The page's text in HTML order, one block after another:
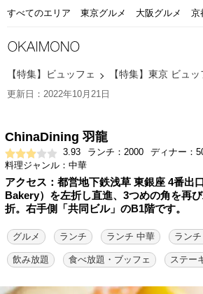
すべてのエリア 東京グルメ 大阪グルメ 京
【特集】ビュッフェ 【特集】東京 ビュッ
更新日：2022年10月21日
ChinaDining 羽龍
3.93 ランチ：2000
ディナー：
料理ジャンル：中華
アクセス：都営地下鉄浅草 東銀座 4番出
Bakery）を左折し直進、3つめの角を再
折。右手側「共同ビル」のB1階です。
グルメ ランチ ランチ 中華 ラン
飲み放題 食べ放題・ブッフェ ステー